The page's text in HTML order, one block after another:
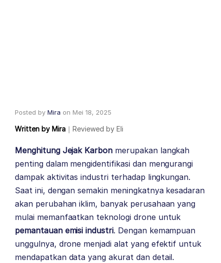
Posted by Mira on Mei 18, 2025
Written by Mira ｜ Reviewed by Eli
Menghitung Jejak Karbon merupakan langkah
penting dalam mengidentifikasi dan mengurangi
dampak aktivitas industri terhadap lingkungan.
Saat ini, dengan semakin meningkatnya kesadaran
akan perubahan iklim, banyak perusahaan yang
mulai memanfaatkan teknologi drone untuk
pemantauan emisi industri. Dengan kemampuan
unggulnya, drone menjadi alat yang efektif untuk
mendapatkan data yang akurat dan detail.